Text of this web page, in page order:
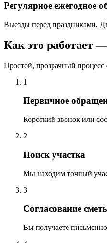
Регулярное ежегодное
Выезды перед праздниками,
Как это работает
Простой, прозрачный
1
Первичное
Короткий звонок или
2
Поиск участка
Мы находим точный
3
Согласование
Вы получаете